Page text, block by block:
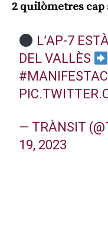
2 quilòmetres cap
L’AP-7
DEL VALLÈS
— TRÀNSIT
19, 2023